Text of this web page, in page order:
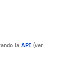
la API (ver